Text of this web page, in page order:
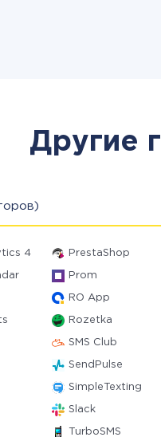
Другие
4 PrestaShop
Prom
RO App
Rozetka
SMS Club
SendPulse
SimpleTexting
Slack
TurboSMS